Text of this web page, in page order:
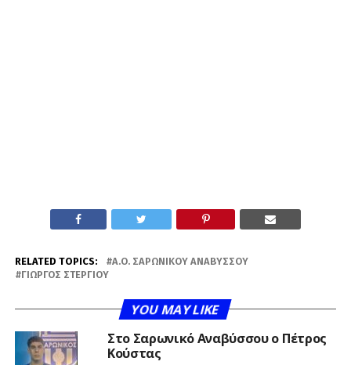
RELATED TOPICS:
Α.Ο. ΣΑΡΩΝΙΚΟΎ ΑΝΑΒΎΣΣΟΥ
ΓΙΏΡΓΟΣ ΣΤΕΡΓΊΟΥ
YOU MAY LIKE
Στο Σαρωνικό Αναβύσσου ο Πέτρος
Κούστας